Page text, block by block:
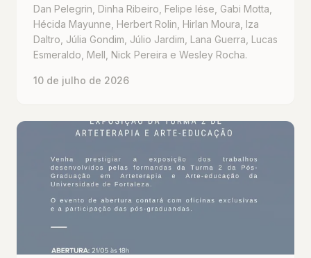
Dan Pelegrin, Dinha Ribeiro, Felipe Iése, Gabi Motta,
Hécida Mayunne, Herbert Rolin, Hirlan Moura, Iza
Daltro, Júlia Gondim, Júlio Jardim, Lana Guerra, Lucas
Esmeraldo, Mell, Nick Pereira e Wesley Rocha.
10 de julho de 2026